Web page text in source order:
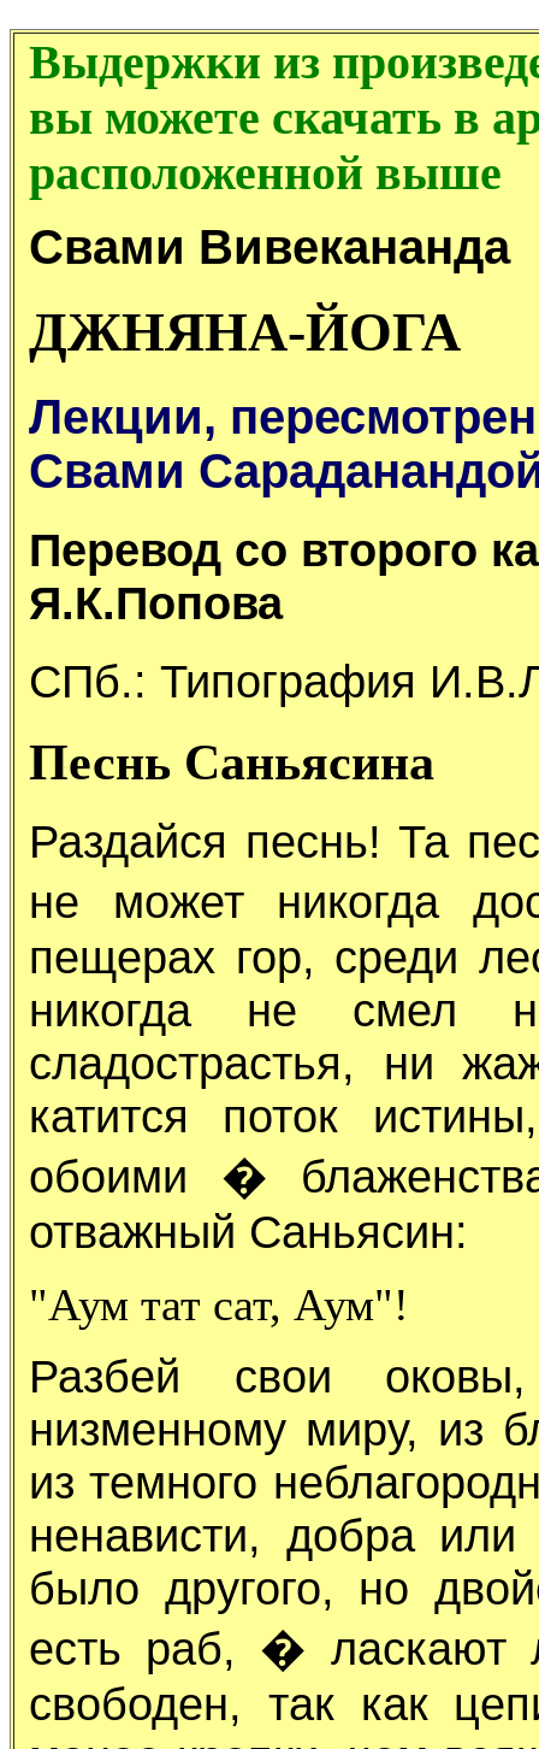
Выдержки из
вы можете скачать в
расположенной выше
Свами Вивекананда
ДЖНЯНА-ЙОГА
Лекции,
Свами
Перевод со второго
Я.К.Попова
СПб.: Типография
Песнь Саньясина
Раздайся песнь! Та
не может никогда
пещерах гор, среди
никогда не смел
сладострастья, ни
катится поток
обоими �
отважный Саньясин:
"Аум тат сат, Аум"!
Разбей свои
низменному миру, из
из темного
ненависти, добра
было другого, но
есть раб, � ласкают
свободен, так как